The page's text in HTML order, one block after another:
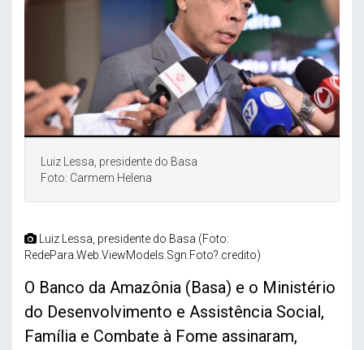
Luiz Lessa, presidente do Basa
Foto: Carmem Helena
Luiz Lessa, presidente do Basa (Foto:
RedePara.Web.ViewModels.Sgn.Foto?.credito)
O Banco da Amazônia (Basa) e o Ministério
do Desenvolvimento e Assistência Social,
Família e Combate à Fome assinaram,